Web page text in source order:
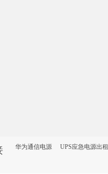
华为通信电源 UPS应急电源出租